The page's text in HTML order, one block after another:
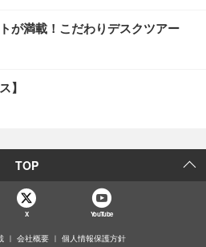
が満載！こだわりデスクツアー
】
TOP
X YouTube
会社概要 個人情報保護方針